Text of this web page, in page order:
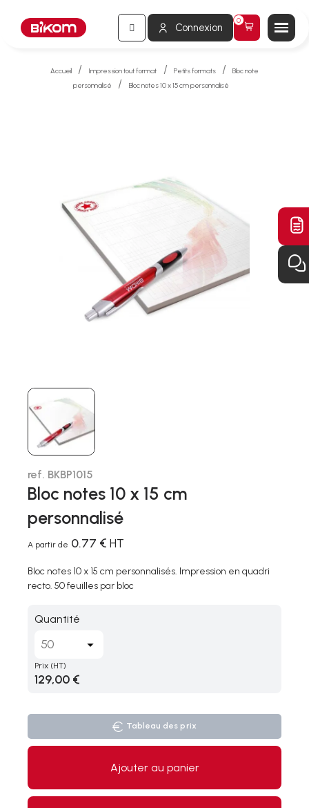
Connexion
Accueil Impression tout format Petits formats
Bloc note
personnalisé
Bloc notes 10 x 15 cm personnalisé
ref. BKBP1015
Bloc notes 10 x 15 cm
personnalisé
A partir de 0.77 € HT
Bloc notes 10 x 15 cm personnalisés. Impression en quadri
recto. 50 feuilles par bloc
Quantité
Prix (HT)
129,00 €
Tableau des prix
Ajouter au panier